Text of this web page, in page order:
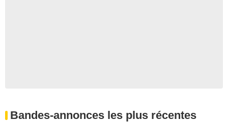
Bandes-annonces les plus récentes